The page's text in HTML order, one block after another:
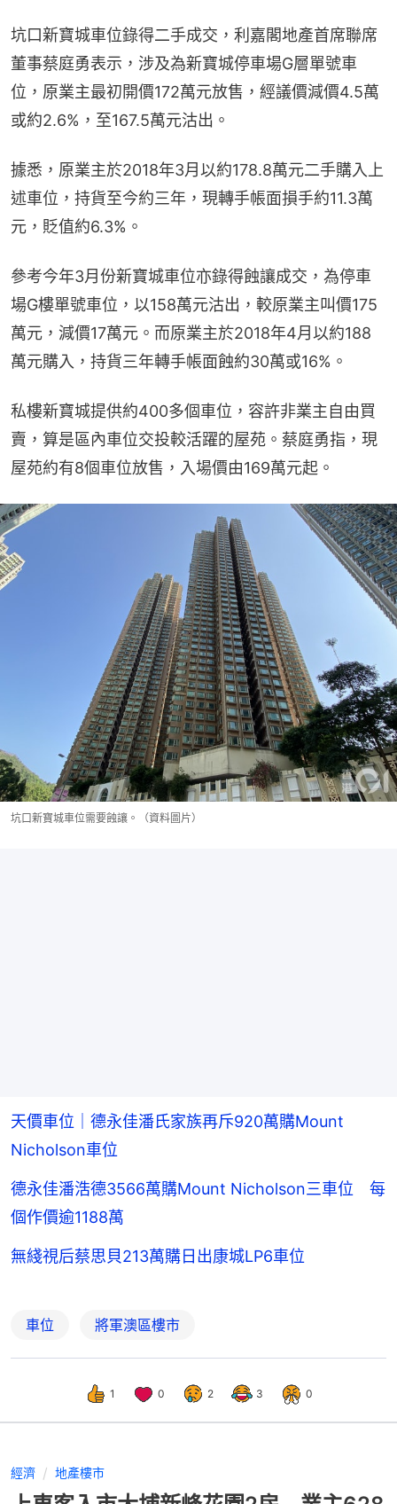
坑口新寶城車位錄得二手成交，利嘉閣地產首席聯席
董事蔡庭勇表示，涉及為新寶城停車場G層單號車
位，原業主最初開價172萬元放售，經議價減價4.5萬
或約2.6%，至167.5萬元沽出。
據悉，原業主於2018年3月以約178.8萬元二手購入上
述車位，持貨至今約三年，現轉手帳面損手約11.3萬
元，貶值約6.3%。
參考今年3月份新寶城車位亦錄得蝕讓成交，為停車
場G樓單號車位，以158萬元沽出，較原業主叫價175
萬元，減價17萬元。而原業主於2018年4月以約188
萬元購入，持貨三年轉手帳面蝕約30萬或16%。
私樓新寶城提供約400多個車位，容許非業主自由買
賣，算是區內車位交投較活躍的屋苑。蔡庭勇指，現
屋苑約有8個車位放售，入場價由169萬元起。
坑口新寶城車位需要蝕讓。（資料圖片）
天價車位｜德永佳潘氏家族再斥920萬購Mount
Nicholson車位
德永佳潘浩德3566萬購Mount Nicholson三車位 每
個作價逾1188萬
無綫視后蔡思貝213萬購日出康城LP6車位
車位 將軍澳區樓市
1 0 2 3 0
經濟 地產樓市